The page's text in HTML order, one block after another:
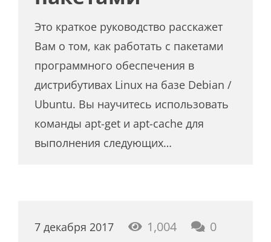
Это краткое руководство расскажет
Вам о том, как работать с пакетами
программного обеспечения в
дистрибутивах Linux на базе Debian /
Ubuntu. Вы научитесь использовать
команды apt-get и apt-cache для
выполнения следующих…
7 декабря 2017 1,004 0